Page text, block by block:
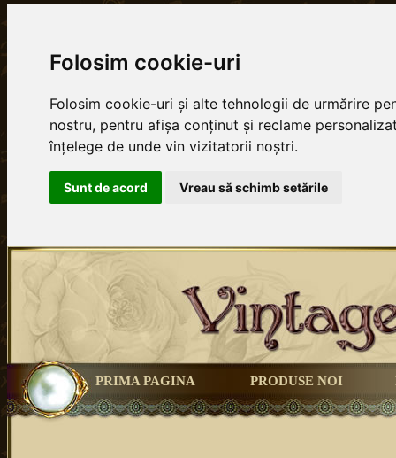
Folosim cookie-uri
Folosim cookie-uri și alte tehnologii de urmărire
nostru, pentru afișa conținut și reclame
înțelege de unde vin vizitatorii noștri.
Sunt de acord Vreau să schimb setările
PRIMA PAGINA PRODUSE NOI